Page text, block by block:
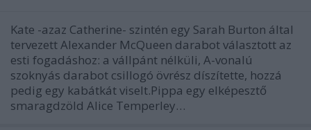
Kate -azaz Catherine- szintén egy Sarah Burton által
tervezett Alexander McQueen darabot választott az
esti fogadáshoz: a vállpánt nélküli, A-vonalú
szoknyás darabot csillogó övrész díszítette, hozzá
pedig egy kabátkát viselt.Pippa egy elképesztő
smaragdzöld Alice Temperley…